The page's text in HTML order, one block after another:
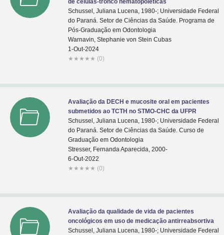
de células-tronco hematopoiéticas
Schussel, Juliana Lucena, 1980-; Universidade Federal
do Paraná. Setor de Ciências da Saúde. Programa de
Pós-Graduação em Odontologia
Warnavin, Stephanie von Stein Cubas
1-Out-2024
★ ★ ★ ★ ★ (0)
Avaliação da DECH e mucosite oral em pacientes
submetidos ao TCTH no STMO-CHC da UFPR
Schussel, Juliana Lucena, 1980-; Universidade Federal
do Paraná. Setor de Ciências da Saúde. Curso de
Graduação em Odontologia
Stresser, Fernanda Aparecida, 2000-
6-Out-2022
★ ★ ★ ★ ★ (0)
Avaliação da qualidade de vida de pacientes
oncológicos em uso de medicação antirreabsortiva
Schussel, Juliana Lucena, 1980-; Universidade Federal